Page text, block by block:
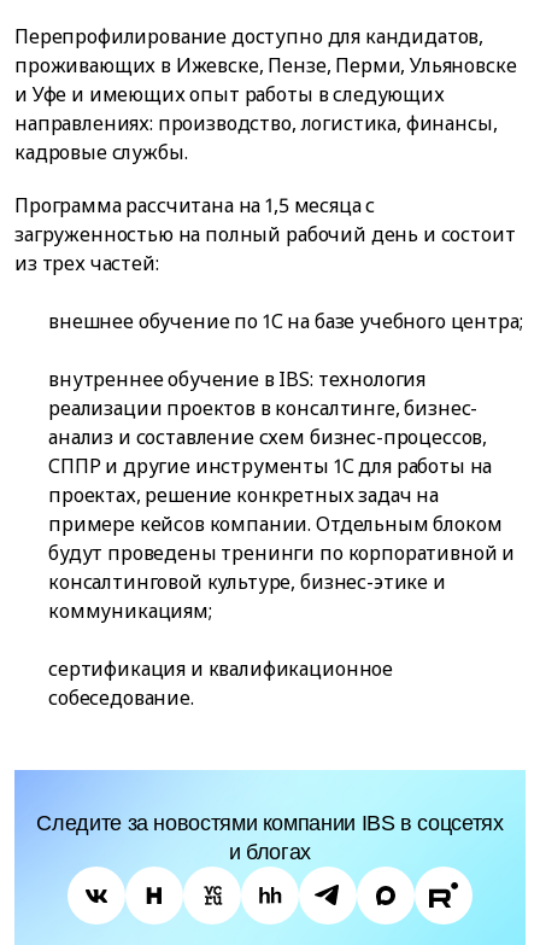
Перепрофилирование доступно для кандидатов,
проживающих в Ижевске, Пензе, Перми, Ульяновске
и Уфе и имеющих опыт работы в следующих
направлениях: производство, логистика, финансы,
кадровые службы.
Программа рассчитана на 1,5 месяца с
загруженностью на полный рабочий день и состоит
из трех частей:
внешнее обучение по 1С на базе учебного центра;
внутреннее обучение в IBS: технология
реализации проектов в консалтинге, бизнес-
анализ и составление схем бизнес-процессов,
СППР и другие инструменты 1С для работы на
проектах, решение конкретных задач на
примере кейсов компании. Отдельным блоком
будут проведены тренинги по корпоративной и
консалтинговой культуре, бизнес-этике и
коммуникациям;
сертификация и квалификационное
собеседование.
Следите за новостями компании IBS в соцсетях
и блогах